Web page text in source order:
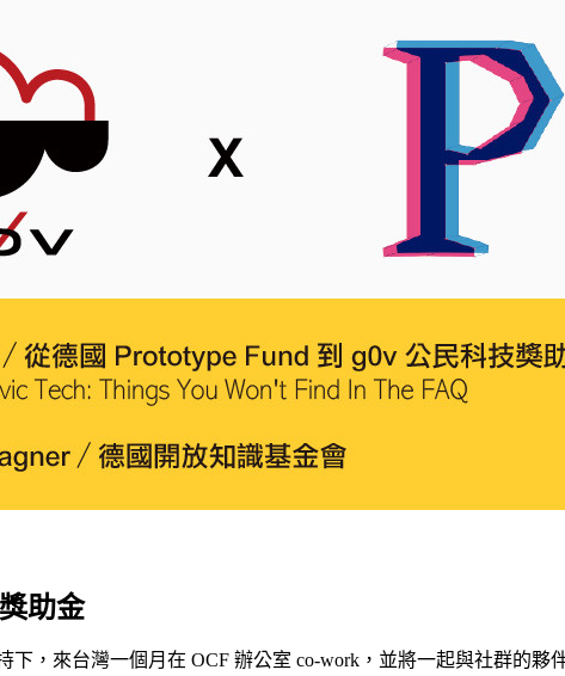
助金
下，來台灣一個月在 OCF 辦公室 co-work，並將一起與社群的